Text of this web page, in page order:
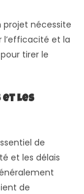
projet nécessite
l’efficacité et la
tirer le
et les
de
et les délais
de